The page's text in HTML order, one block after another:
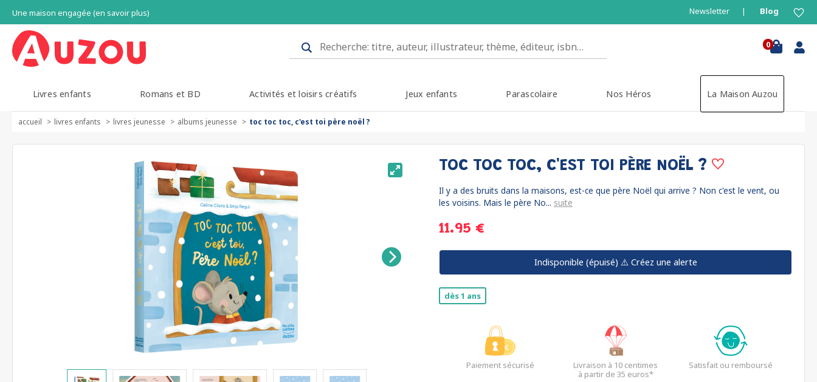
Une maison engagée (en savoir plus) Newsletter Blog
0
Livres enfants Romans et BD Activités et loisirs créatifs Jeux enfants Parascolaire Nos Héros La Maison Auzou
accueil livres enfants livres jeunesse albums jeunesse toc toc toc, c'est toi père noël ?
TOC TOC TOC, C'EST TOI PÈRE NOËL ?
Il y a des bruits dans la maisons, est-ce que père Noël qui arrive ? Non c'est le vent, ou
les voisins. Mais le père No... suite
11.95 €
Indisponible (épuisé) ⚠️ Créez une alerte
dès 1 ans
Paiement sécurisé
Livraison à 10 centimes
à partir de 35 euros*
Satisfait ou remboursé